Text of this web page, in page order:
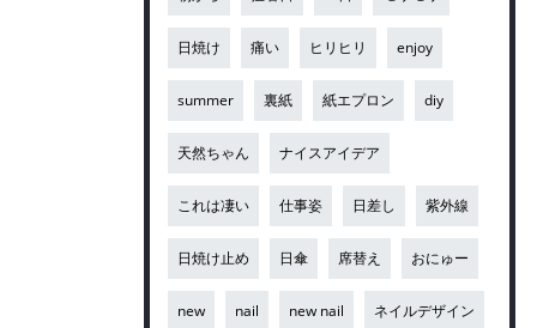
日焼け 痛い ヒリヒリ enjoy
summer 裏紙 紙エプロン diy
天然ちゃん ナイスアイデア
これは凄い 仕事姿 日差し 紫外線
日焼け止め 日傘 席替え おにゅー
new nail new nail ネイルデザイン